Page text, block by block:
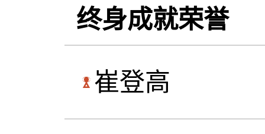
终身成就荣誉
崔登高